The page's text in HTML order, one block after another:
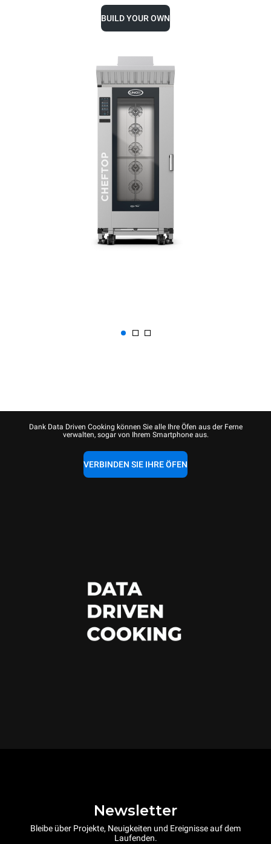
BUILD YOUR OWN
Dank Data Driven Cooking können Sie alle Ihre Öfen aus der Ferne
verwalten, sogar von Ihrem Smartphone aus.
VERBINDEN SIE IHRE ÖFEN
Newsletter
Bleibe über Projekte, Neuigkeiten und Ereignisse auf dem
Laufenden.